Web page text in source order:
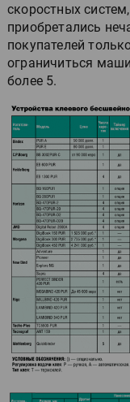
скоростных
приобретались
покупателей
ограничиться
более 5.